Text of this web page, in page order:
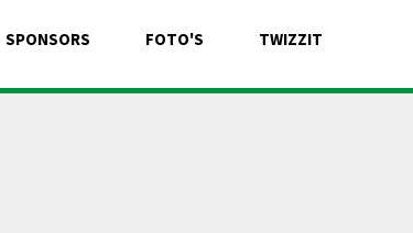
SPONSORS FOTO'S TWIZZIT